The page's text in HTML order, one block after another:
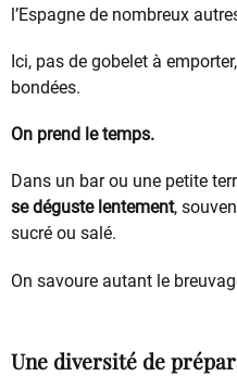
l’Espagne de nombreux
Ici, pas de gobelet à
bondées.
On prend le temps.
Dans un bar ou une petite
se déguste lentement,
sucré ou salé.
On savoure autant le
Une diversité de